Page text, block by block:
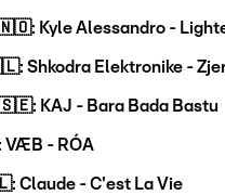
Kyle Alessandro -
Shkodra Elektronike -
KAJ - Bara Bada Bastu
- RÓA
Claude - C'est La Vie